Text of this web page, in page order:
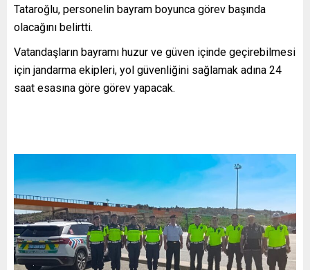
Tataroğlu, personelin bayram boyunca görev başında
olacağını belirtti.
Vatandaşların bayramı huzur ve güven içinde geçirebilmesi
için jandarma ekipleri, yol güvenliğini sağlamak adına 24
saat esasına göre görev yapacak.